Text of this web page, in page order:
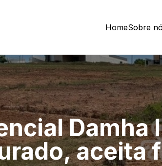
HomeSobre
Damha
aceita